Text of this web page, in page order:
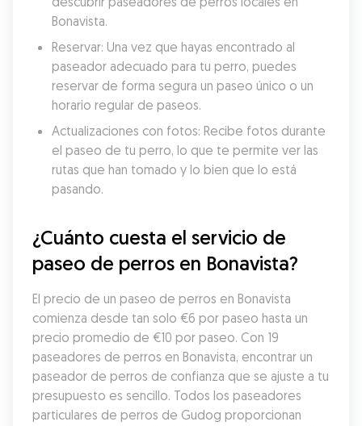
Bonavista.
Reservar: Una vez que hayas encontrado al
paseador adecuado para tu perro, puedes
reservar de forma segura un paseo único o un
horario regular de paseos.
Actualizaciones con fotos: Recibe fotos durante
el paseo de tu perro, lo que te permite ver las
rutas que han tomado y lo bien que lo está
pasando.
¿Cuánto cuesta el servicio de
paseo de perros en Bonavista?
El precio de un paseo de perros en Bonavista
comienza desde tan solo €6 por paseo hasta un
precio promedio de €10 por paseo. Con 19
paseadores de perros en Bonavista, encontrar un
paseador de perros de confianza que se ajuste a tu
presupuesto es sencillo. Todos los paseadores
particulares de perros de Gudog proporcionan